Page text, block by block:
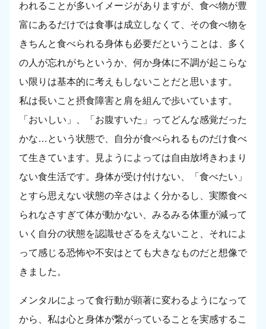
われることが多いイメージがありますが、食べ物が豊
富にあるだけでは食事は成立しなくて、その食べ物を
きちんと食べられる身体も必要だということは、多く
の人が忘れがちというか、何か身体に不調が起こらな
い限りは基本的に考えもしないことだと思います。
私は長いこと摂食障害と肩を組んで歩いています。
「おいしい」、「お腹すいた」ってどんな感覚だった
かな…という状態で、自分が食べられるものだけ食べ
て生きています。見ようによっては自由放埓きわまり
ない食生活です。身体が受け付けない、「食べたい」
とすら思えない状態の辛さはよく分かるし、実際食べ
られなさすぎて体が動かない、みるみる体重が減って
いく自分の状態を認識せざるをえないこと、それによ
って感じる恐怖や不安はとても大きなものだと想像で
きました。
メンタルによって食行動が顕著に変わるようになって
から、私は心と身体が繋がっていることを実感するこ